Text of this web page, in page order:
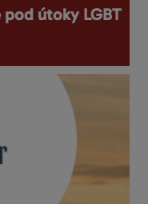
útoky LGBT